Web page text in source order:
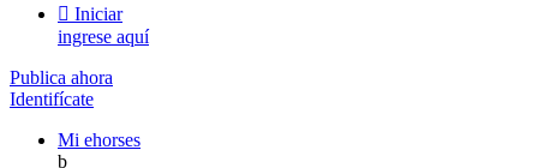
 Iniciar
ingrese aquí
Publica ahora
Identifícate
Mi ehorses
b